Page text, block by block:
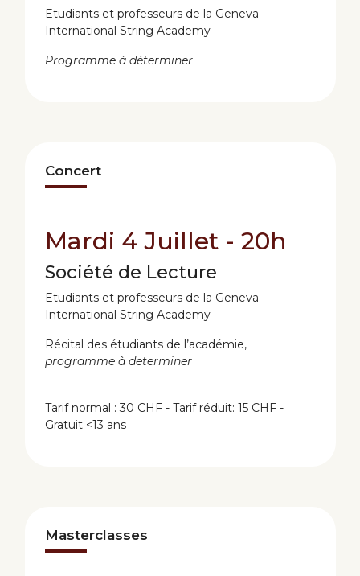
Etudiants et professeurs de la Geneva
International String Academy
Programme à déterminer
Concert
Mardi 4 Juillet - 20h
Société de Lecture
Etudiants et professeurs de la Geneva
International String Academy
Récital des étudiants de l’académie,
programme à determiner
Tarif normal : 30 CHF - Tarif réduit: 15 CHF -
Gratuit <13 ans
Masterclasses